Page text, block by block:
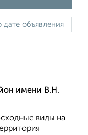
имени В.Н.
виды на